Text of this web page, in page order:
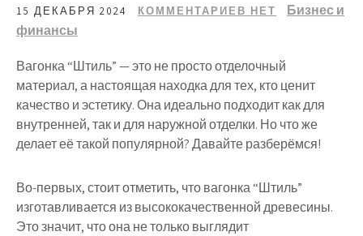
15 ДЕКАБРЯ 2024 КОММЕНТАРИЕВ НЕТ
Бизнес и
финансы
Вагонка “Штиль” — это не просто отделочный
материал, а настоящая находка для тех, кто ценит
качество и эстетику. Она идеально подходит как для
внутренней, так и для наружной отделки. Но что же
делает её такой популярной? Давайте разберёмся!
Во-первых, стоит отметить, что вагонка “Штиль”
изготавливается из высококачественной древесины.
Это значит, что она не только выглядит